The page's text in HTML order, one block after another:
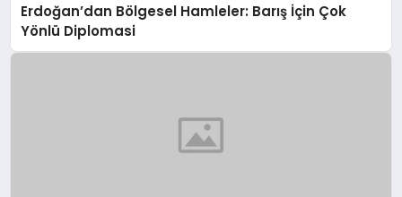
Erdoğan’dan Bölgesel Hamleler: Barış İçin Çok
Yönlü Diplomasi